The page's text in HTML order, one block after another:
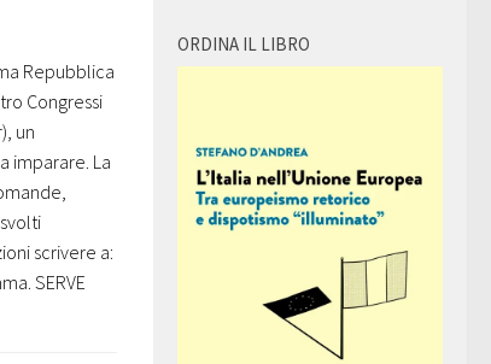
Repubblica
Congressi
un
imparare. La
scrivere a:
SERVE
ORDINA IL LIBRO